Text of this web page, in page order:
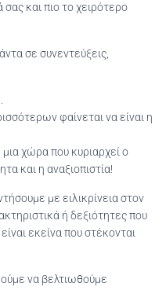
και πιο το χειρότερο
σε συνεντεύξεις,
φαίνεται να είναι η
χώρα που κυριαρχεί ο
και η αναξιοπιστία!
με ειλικρίνεια στον
ή δεξιότητες που
εκείνα που στέκονται
να βελτιωθούμε